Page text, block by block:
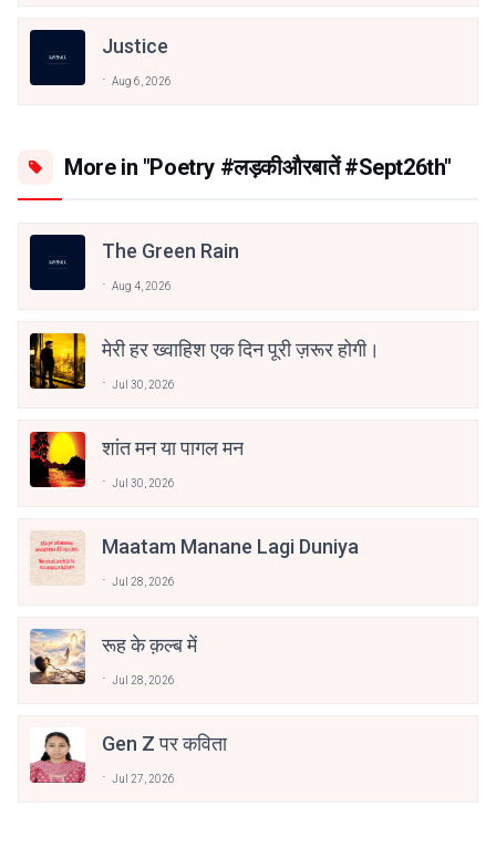
Justice
Aug 6, 2026
More in "Poetry #लड़कीऔरबातें #Sept26th"
The Green Rain
Aug 4, 2026
मेरी हर ख्वाहिश एक दिन पूरी ज़रूर होगी।
Jul 30, 2026
शांत मन या पागल मन
Jul 30, 2026
Maatam Manane Lagi Duniya
Jul 28, 2026
रूह के क़ल्ब में
Jul 28, 2026
Gen Z पर कविता
Jul 27, 2026